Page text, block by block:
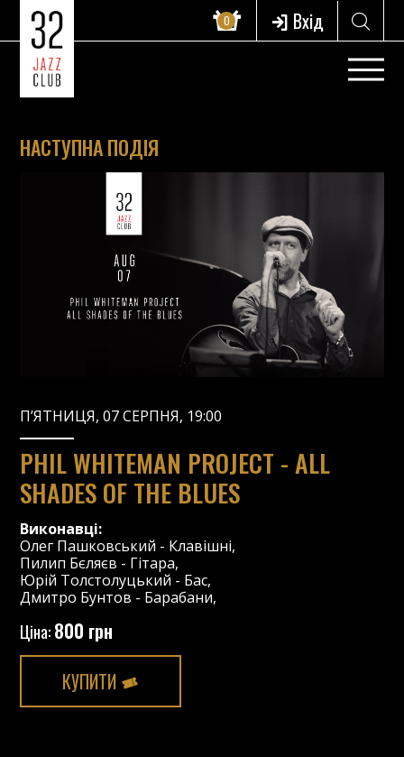
0 Вхід
НАСТУПНА ПОДІЯ
П’ЯТНИЦЯ, 07 СЕРПНЯ, 19:00
PHIL WHITEMAN PROJECT - ALL
SHADES OF THE BLUES
Виконавці:
Олег Пашковський - Клавішні,
Пилип Бєляєв - Гітара,
Юрій Толстолуцький - Бас,
Дмитро Бунтов - Барабани,
Ціна:800 грн
КУПИТИ